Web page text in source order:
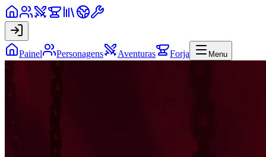
Painel Personagens Aventuras Forja Menu